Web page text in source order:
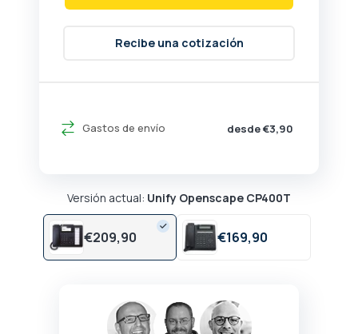
Gastos de envío desde €3,90
Recibe una cotización
Versión actual: Unify Openscape CP400T
€209,90 €169,90